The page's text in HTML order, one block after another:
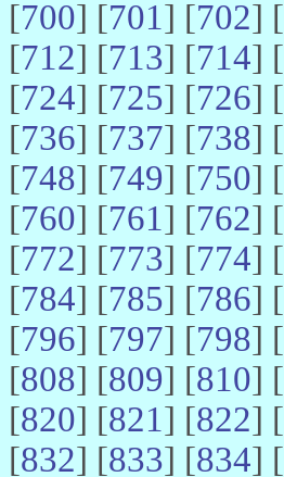
[700] [701] [702] [
[712] [713] [714] [
[724] [725] [726] [
[736] [737] [738] [
[748] [749] [750] [
[760] [761] [762] [
[772] [773] [774] [
[784] [785] [786] [
[796] [797] [798] [
[808] [809] [810] [
[820] [821] [822] [
[832] [833] [834] [